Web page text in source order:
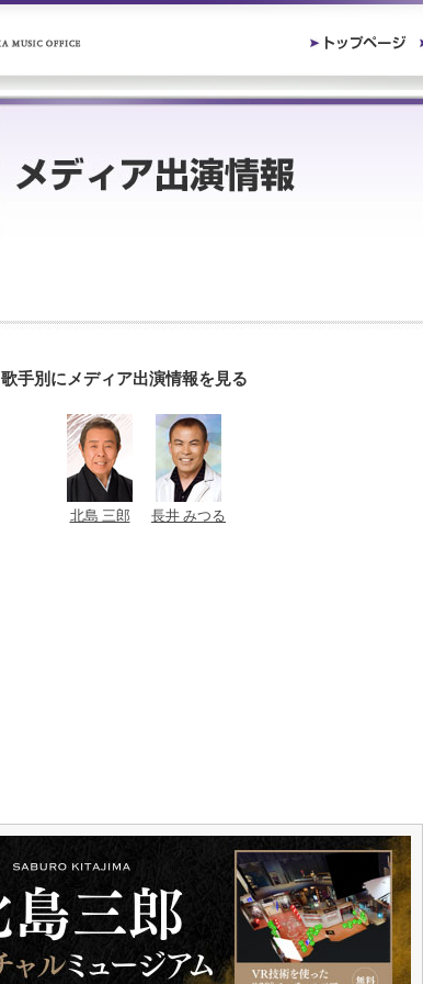
歌手別にメディア出演情報を見る
北島 三郎 長井 みつる